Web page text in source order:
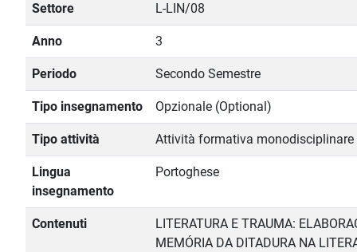
Settore L-LIN/08
Anno 3
Periodo Secondo Semestre
Tipo insegnamento Opzionale (Optional)
Tipo attività Attività formativa monodisciplinare
Lingua
insegnamento
Portoghese
Contenuti
LITERATURA E TRAUMA:
MEMÓRIA DA DITADURA NA